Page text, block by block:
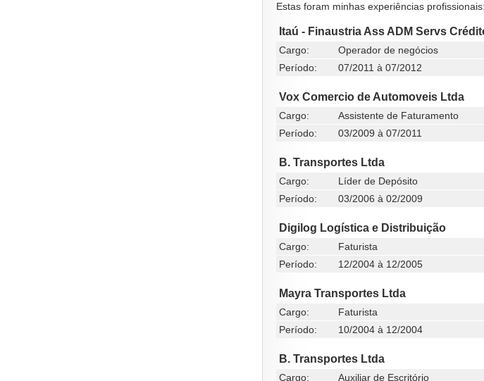
Estas foram minhas experiências profissionais:
Itaú - Finaustria Ass ADM Servs
Cargo:
Operador de negócios
Período:
07/2011 à 07/2012
Vox Comercio de Automoveis Ltda
Cargo:
Assistente de Faturamento
Período:
03/2009 à 07/2011
B. Transportes Ltda
Cargo:
Líder de Depósito
Período:
03/2006 à 02/2009
Digilog Logística e Distribuição
Cargo:
Faturista
Período:
12/2004 à 12/2005
Mayra Transportes Ltda
Cargo:
Faturista
Período:
10/2004 à 12/2004
B. Transportes Ltda
Cargo: Auxiliar de Escritório